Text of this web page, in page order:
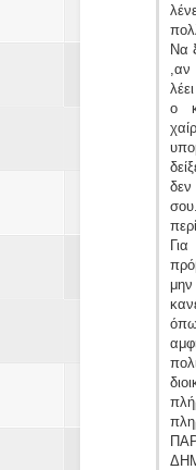
Να
,αν
ο
μην